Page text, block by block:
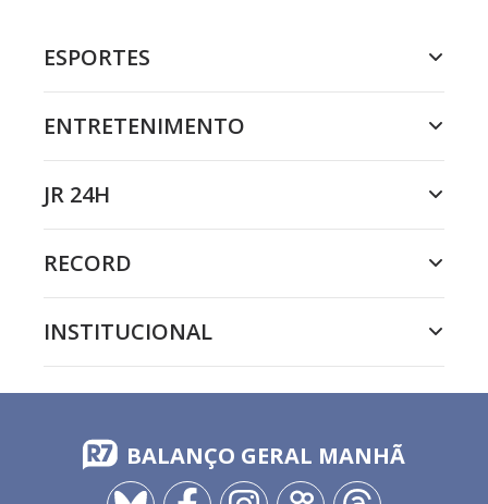
ESPORTES
ENTRETENIMENTO
JR 24H
RECORD
INSTITUCIONAL
BALANÇO GERAL MANHÃ